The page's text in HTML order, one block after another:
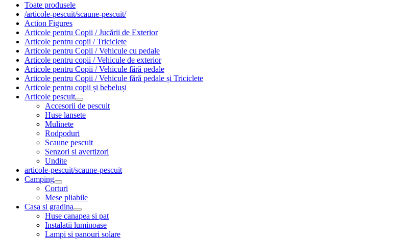
Toate produsele
/articole-pescuit/scaune-pescuit/
Action Figures
Articole pentru Copii / Jucării de Exterior
Articole pentru copii / Triciclete
Articole pentru Copii / Vehicule cu pedale
Articole pentru copii / Vehicule de exterior
Articole pentru Copii / Vehicule fără pedale
Articole pentru Copii / Vehicule fără pedale și Triciclete
Articole pentru copii și bebeluși
Articole pescuit
Accesorii de pescuit
Huse lansete
Mulinete
Rodpoduri
Scaune pescuit
Senzori si avertizori
Undite
articole-pescuit/scaune-pescuit
Camping
Corturi
Mese pliabile
Casa si gradina
Huse canapea si pat
Instalatii luminoase
Lampi si panouri solare